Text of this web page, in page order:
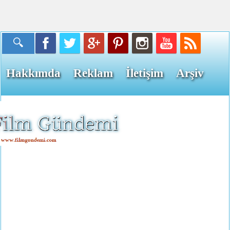
Hakkımda Reklam İletişim Arşiv